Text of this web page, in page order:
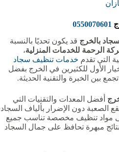
0550070601
بالخرج قد يكون تحديًا بالنسبة
الرحمة للخدمات المنزلية،
التي تقدم خدمات تنظيف سجاد
الأول للكثيرين في الخرج بفضل
بين الخبرة والتقنية الحديثة.
أفضل المعدات والتقنيات التي
الصعبة دون الإضرار بألياف السجاد
على مواد تنظيف مخصصة تناسب جميع
مبهرة تحافظ على جمال السجاد